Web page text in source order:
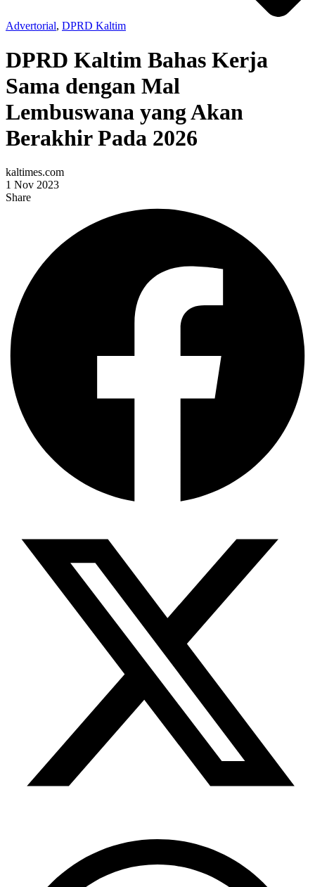
Advertorial, DPRD Kaltim
DPRD Kaltim Bahas Kerja
Sama dengan Mal
Lembuswana yang Akan
Berakhir Pada 2026
kaltimes.com
1 Nov 2023
Share